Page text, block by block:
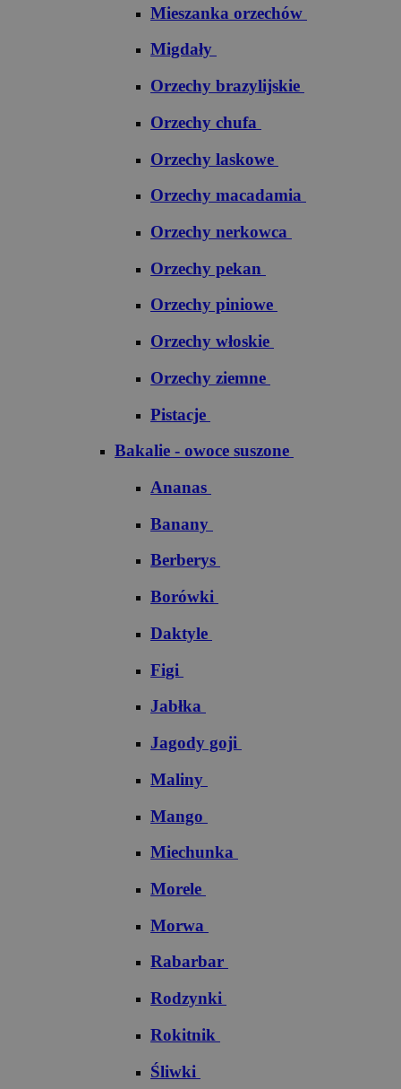
Mieszanka orzechów
Migdały
Orzechy brazylijskie
Orzechy chufa
Orzechy laskowe
Orzechy macadamia
Orzechy nerkowca
Orzechy pekan
Orzechy piniowe
Orzechy włoskie
Orzechy ziemne
Pistacje
Bakalie - owoce suszone
Ananas
Banany
Berberys
Borówki
Daktyle
Figi
Jabłka
Jagody goji
Maliny
Mango
Miechunka
Morele
Morwa
Rabarbar
Rodzynki
Rokitnik
Śliwki